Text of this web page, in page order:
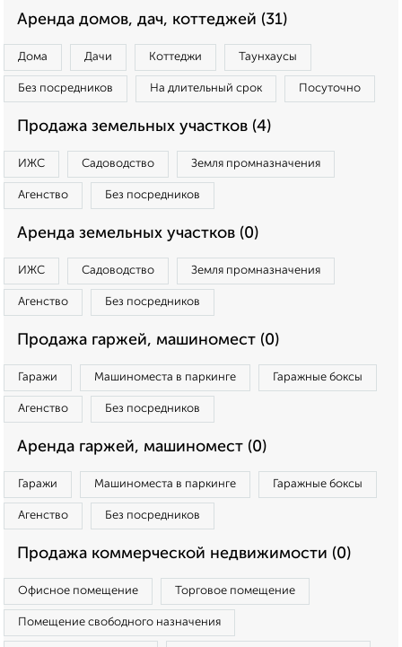
Аренда домов, дач, коттеджей (31)
Дома Дачи Коттеджи Таунхаусы
Без посредников На длительный срок Посуточно
Продажа земельных участков (4)
ИЖС Садоводство Земля промназначения
Агенство Без посредников
Аренда земельных участков (0)
ИЖС Садоводство Земля промназначения
Агенство Без посредников
Продажа гаржей, машиномест (0)
Гаражи Машиноместа в паркинге Гаражные боксы
Агенство Без посредников
Аренда гаржей, машиномест (0)
Гаражи Машиноместа в паркинге Гаражные боксы
Агенство Без посредников
Продажа коммерческой недвижимости (0)
Офисное помещение Торговое помещение
Помещение свободного назначения